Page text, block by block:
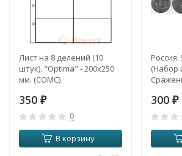
Лист на 8 делений (10
штук). "Optima" - 200x250
мм. (СОМС)
350 ₽
0
В корзину
Россия.
(Набор
1812
1813-
300 ₽